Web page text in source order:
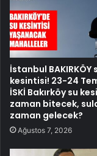
İstanbul BAKIRKÖY
kesintisi! 23-24
İSKİ Bakırköy su
zaman bitecek,
zaman gelecek?
Ağustos 7, 2026